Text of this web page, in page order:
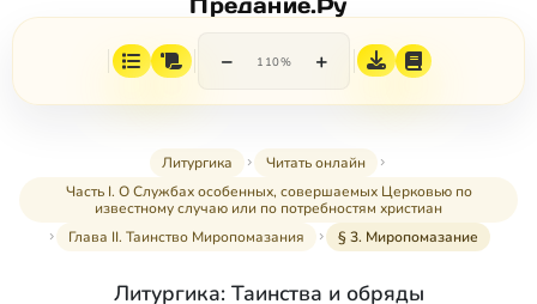
− 110% +
Литургика
Читать онлайн
Часть I. О Службах особенных, совершаемых Церковью по
известному случаю или по потребностям христиан
Глава II. Таинство Миропомазания
§ 3. Миропомазание
Литургика: Таинства и обряды